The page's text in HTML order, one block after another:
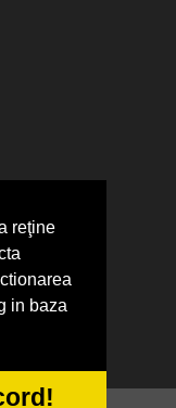
reţine
in baza